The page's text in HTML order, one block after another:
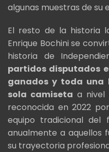
algunas muestras de su
El resto de la historia
Enrique Bochini se
historia de
partidos disputados
ganados y toda una
sola camiseta a nivel
reconocida en 2022
equipo tradicional del
anualmente a aquellos
su trayectoria